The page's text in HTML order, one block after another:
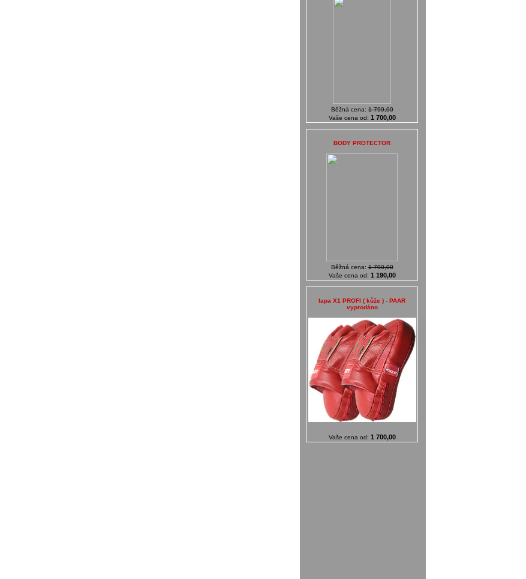
Běžná cena:1 799,00
Vaše cena od: 1 700,00
BODY PROTECTOR
Běžná cena:1 790,00
Vaše cena od: 1 190,00
lapa X1 PROFI ( kůže ) - PAAR
vyprodáno
Vaše cena od: 1 700,00